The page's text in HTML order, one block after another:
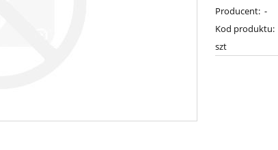
Producent: -
Kod produktu:
szt